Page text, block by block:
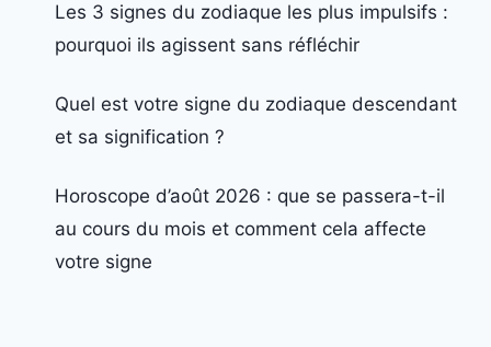
Les 3 signes du zodiaque les plus impulsifs :
pourquoi ils agissent sans réfléchir
Quel est votre signe du zodiaque descendant
et sa signification ?
Horoscope d’août 2026 : que se passera-t-il
au cours du mois et comment cela affecte
votre signe